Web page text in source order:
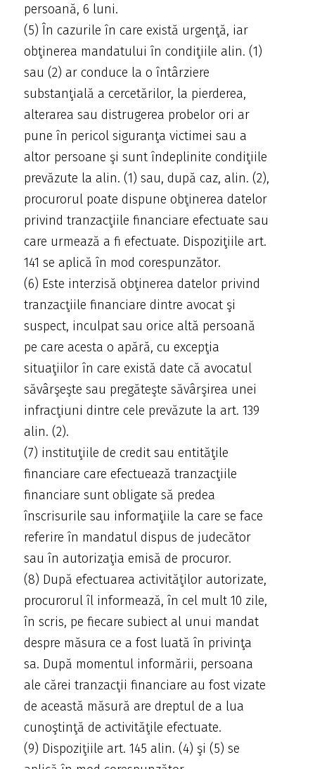
persoană, 6 luni.
(5) În cazurile în care există urgenţă, iar
obţinerea mandatului în condiţiile alin. (1)
sau (2) ar conduce la o întârziere
substanţială a cercetărilor, la pierderea,
alterarea sau distrugerea probelor ori ar
pune în pericol siguranţa victimei sau a
altor persoane şi sunt îndeplinite condiţiile
prevăzute la alin. (1) sau, după caz, alin. (2),
procurorul poate dispune obţinerea datelor
privind tranzacţiile financiare efectuate sau
care urmează a fi efectuate. Dispoziţiile art.
141 se aplică în mod corespunzător.
(6) Este interzisă obţinerea datelor privind
tranzacţiile financiare dintre avocat şi
suspect, inculpat sau orice altă persoană
pe care acesta o apără, cu excepţia
situaţiilor în care există date că avocatul
săvârşeşte sau pregăteşte săvârşirea unei
infracţiuni dintre cele prevăzute la art. 139
alin. (2).
(7) instituţiile de credit sau entităţile
financiare care efectuează tranzacţiile
financiare sunt obligate să predea
înscrisurile sau informaţiile la care se face
referire în mandatul dispus de judecător
sau în autorizaţia emisă de procuror.
(8) După efectuarea activităţilor autorizate,
procurorul îl informează, în cel mult 10 zile,
în scris, pe fiecare subiect al unui mandat
despre măsura ce a fost luată în privinţa
sa. După momentul informării, persoana
ale cărei tranzacţii financiare au fost vizate
de această măsură are dreptul de a lua
cunoştinţă de activităţile efectuate.
(9) Dispoziţiile art. 145 alin. (4) şi (5) se